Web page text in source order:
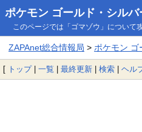
ポケモン ゴールド・シル
このページでは「ゴマゾウ」について
ZAPAnet総合情報局 > ポケモン ゴ
[ トップ| 一覧 | 最終更新 | 検索 | ヘル